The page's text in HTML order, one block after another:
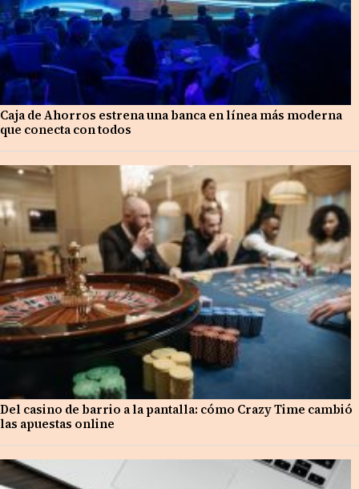
Caja de Ahorros estrena una banca en línea más moderna
que conecta con todos
Del casino de barrio a la pantalla: cómo Crazy Time cambió
las apuestas online